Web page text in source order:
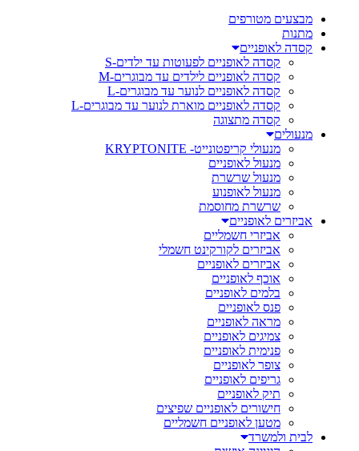
מבצעים מטורפים
מתנות
קסדה לאופניים
קסדה לאופניים לפעוטות עד ילדים-S
קסדה לאופניים לילדים עד מבוגרים-M
קסדה לאופניים לנוער עד מבוגרים-L
קסדה לאופניים מוארת לנוער עד מבוגרים-L
קסדה מתצוגה
מנעולים
מנעולי קריפטונייט- KRYPTONITE
מנעול לאופניים
מנעול שרשרת
מנעול לאופנוע
שרשרת מחוסמת
אביזרים לאופניים
אביזרי חשמליים
אביזרים לקורקינט חשמלי
אביזרים לאופניים
אוכף לאופניים
בלמים לאופניים
פנס לאופניים
מראה לאופניים
צמיגים לאופניים
פנימית לאופניים
צופר לאופניים
גריפים לאופניים
תיק לאופניים
חישורים לאופניים שפיצים
מטען לאופניים חשמליים
לבית ולמשרד